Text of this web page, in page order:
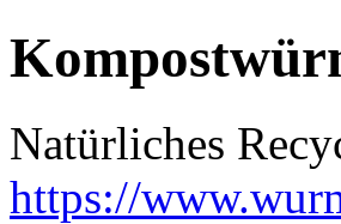
Natürliches
https://